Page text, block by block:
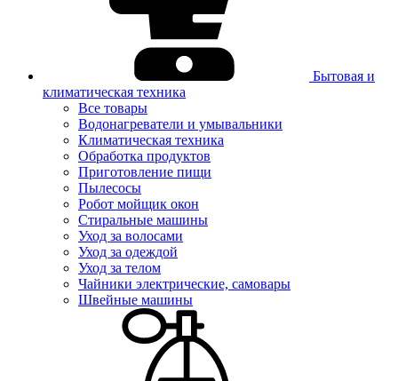
Бытовая и
климатическая техника
Все товары
Водонагреватели и умывальники
Климатическая техника
Обработка продуктов
Приготовление пищи
Пылесосы
Робот мойщик окон
Стиральные машины
Уход за волосами
Уход за одеждой
Уход за телом
Чайники электрические, самовары
Швейные машины